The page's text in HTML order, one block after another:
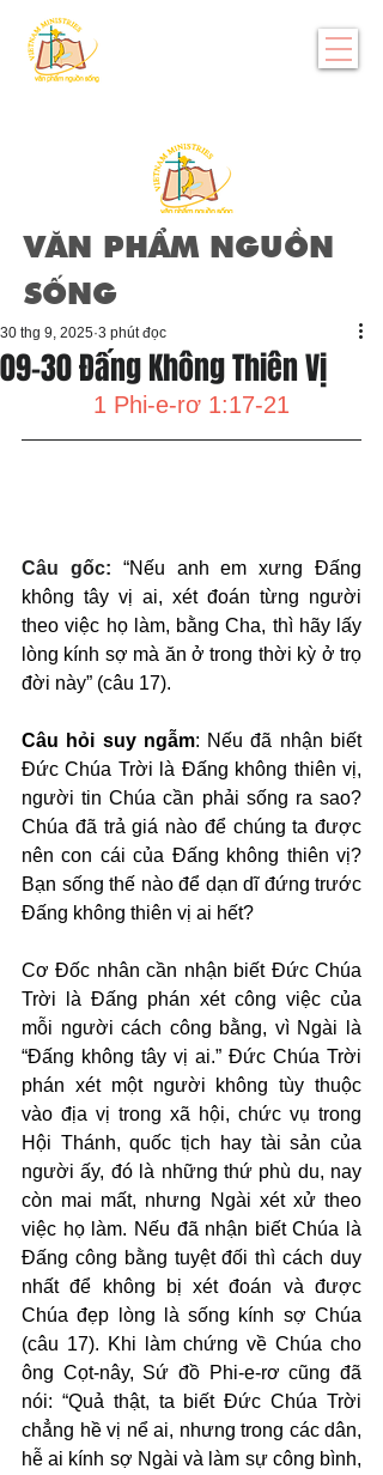
VĂN PHẨM NGUỒN
SỐNG
09-30 Đấng Không Thiên Vị
30 thg 9, 2025 3 phút đọc
1 Phi-e-rơ 1:17-21
Câu gốc: “Nếu anh em xưng Đấng
không tây vị ai, xét đoán từng người
theo việc họ làm, bằng Cha, thì hãy lấy
lòng kính sợ mà ăn ở trong thời kỳ ở trọ
đời này” (câu 17).
Câu hỏi suy ngẫm: Nếu đã nhận biết
Đức Chúa Trời là Đấng không thiên vị,
người tin Chúa cần phải sống ra sao?
Chúa đã trả giá nào để chúng ta được
nên con cái của Đấng không thiên vị?
Bạn sống thế nào để dạn dĩ đứng trước
Đấng không thiên vị ai hết?
Cơ Đốc nhân cần nhận biết Đức Chúa
Trời là Đấng phán xét công việc của
mỗi người cách công bằng, vì Ngài là
“Đấng không tây vị ai.” Đức Chúa Trời
phán xét một người không tùy thuộc
vào địa vị trong xã hội, chức vụ trong
Hội Thánh, quốc tịch hay tài sản của
người ấy, đó là những thứ phù du, nay
còn mai mất, nhưng Ngài xét xử theo
việc họ làm. Nếu đã nhận biết Chúa là
Đấng công bằng tuyệt đối thì cách duy
nhất để không bị xét đoán và được
Chúa đẹp lòng là sống kính sợ Chúa
(câu 17). Khi làm chứng về Chúa cho
ông Cọt-nây, Sứ đồ Phi-e-rơ cũng đã
nói: “Quả thật, ta biết Đức Chúa Trời
chẳng hề vị nể ai, nhưng trong các dân,
hễ ai kính sợ Ngài và làm sự công bình,